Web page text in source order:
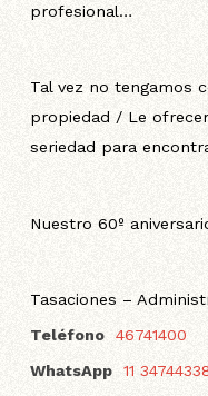
profesional…
Tal vez no tengamos
propiedad / Le
seriedad para
Nuestro 60º
Tasaciones –
Teléfono
46741400
WhatsApp
11